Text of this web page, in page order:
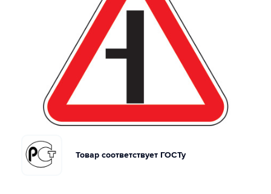
Товар соответствует ГОСТу